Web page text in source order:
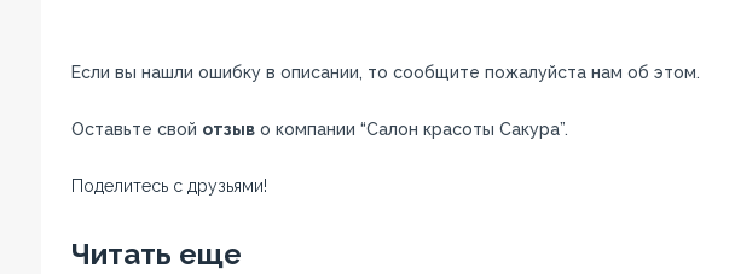
Если вы нашли ошибку в описании, то сообщите пожалуйста нам об этом.
Оставьте свой отзыво компании “Салон красоты Сакура”.
Поделитесь с друзьями!
Читать еще